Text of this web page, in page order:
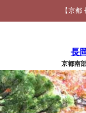
【京
長
京都南